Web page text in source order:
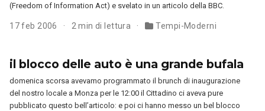
(Freedom of Information Act) e svelato in un articolo della BBC.
17 feb 2006 2 min di lettura Tempi-Moderni
il blocco delle auto è una grande bufala
domenica scorsa avevamo programmato il brunch di inaugurazione
del nostro locale a Monza per le 12:00 il Cittadino ci aveva pure
pubblicato questo bell’articolo: e poi ci hanno messo un bel blocco